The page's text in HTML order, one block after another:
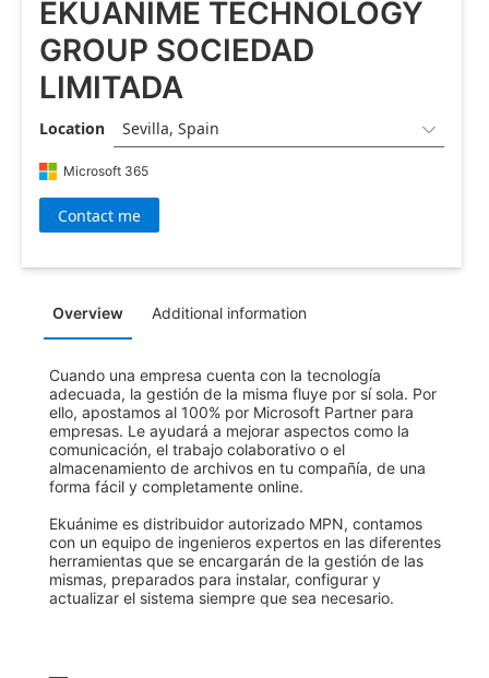
EKUANIME TECHNOLOGY
GROUP SOCIEDAD
LIMITADA
Location Sevilla, Spain 
Microsoft 365
Contact me
Overview Additional information
Cuando una empresa cuenta con la tecnología
adecuada, la gestión de la misma fluye por sí sola. Por
ello, apostamos al 100% por Microsoft Partner para
empresas. Le ayudará a mejorar aspectos como la
comunicación, el trabajo colaborativo o el
almacenamiento de archivos en tu compañía, de una
forma fácil y completamente online.
Ekuánime es distribuidor autorizado MPN, contamos
con un equipo de ingenieros expertos en las diferentes
herramientas que se encargarán de la gestión de las
mismas, preparados para instalar, configurar y
actualizar el sistema siempre que sea necesario.